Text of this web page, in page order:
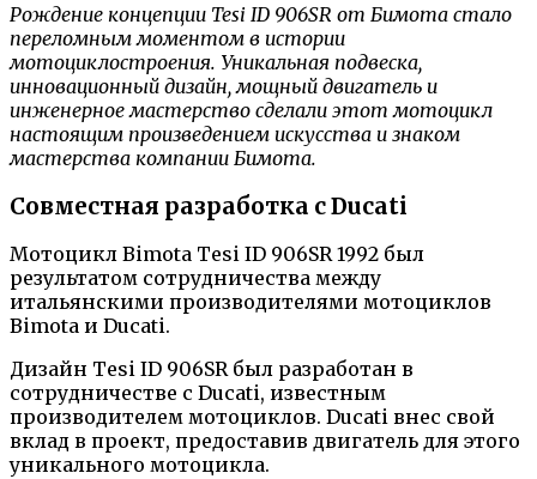
Рождение концепции Tesi ID 906SR от Бимота стало
переломным моментом в истории
мотоциклостроения. Уникальная подвеска,
инновационный дизайн, мощный двигатель и
инженерное мастерство сделали этот мотоцикл
настоящим произведением искусства и знаком
мастерства компании Бимота.
Совместная разработка с Ducati
Мотоцикл Bimota Tesi ID 906SR 1992 был
результатом сотрудничества между
итальянскими производителями мотоциклов
Bimota и Ducati.
Дизайн Tesi ID 906SR был разработан в
сотрудничестве с Ducati, известным
производителем мотоциклов. Ducati внес свой
вклад в проект, предоставив двигатель для этого
уникального мотоцикла.